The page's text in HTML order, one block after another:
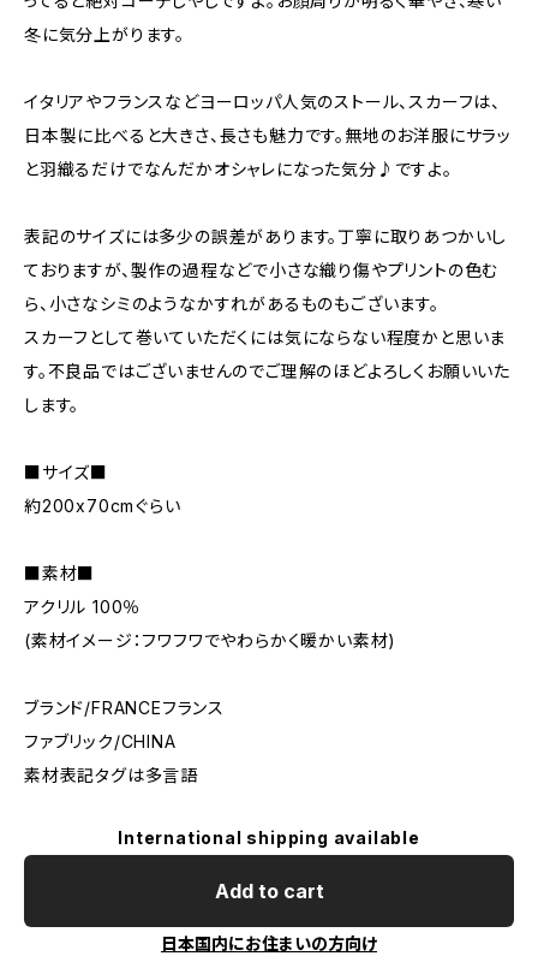
冬に気分上がります。
イタリアやフランスなどヨーロッパ人気のストール、スカーフは、
日本製に比べると大きさ、長さも魅力です。無地のお洋服にサラッ
と羽織るだけでなんだかオシャレになった気分♪ですよ。
表記のサイズには多少の誤差があります。丁寧に取りあつかいし
ておりますが、製作の過程などで小さな織り傷やプリントの色む
ら、小さなシミのようなかすれがあるものもございます。
スカーフとして巻いていただくには気にならない程度かと思いま
す。不良品ではございませんのでご理解のほどよろしくお願いいた
します。
■サイズ■
約200x70cmぐらい
■素材■
アクリル 100％
(素材イメージ：フワフワでやわらかく暖かい素材)
ブランド/FRANCEフランス
ファブリック/CHINA
素材表記タグは多言語
International shipping available
Add to cart
日本国内にお住まいの方向け